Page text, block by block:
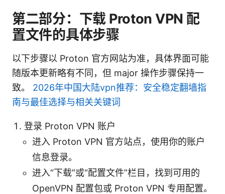
第二部分：下载 Proton VPN 配
置文件的具体步骤
以下步骤以 Proton 官方网站为准，具体界面可能
随版本更新略有不同，但 major 操作步骤保持一
致。 2026年中国大陆vpn推荐：安全稳定翻墙指
南与最佳选择与相关关键词
登录 Proton VPN 账户
进入 Proton VPN 官方站点，使用你的账户
信息登录。
进入“下载”或“配置文件”栏目，找到可用的
OpenVPN 配置包或 Proton VPN 专用配置。